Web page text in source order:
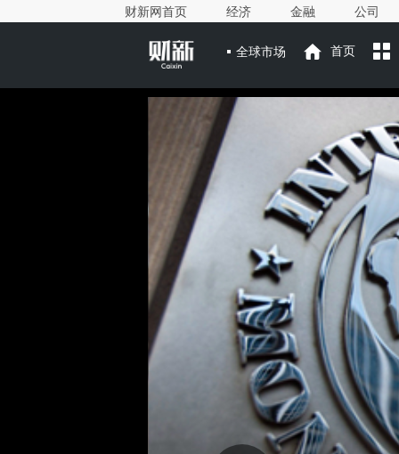
财新网首页 经济 金融 公司
全球市场 首页